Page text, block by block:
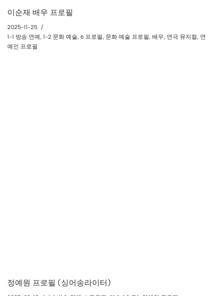
이순재 배우 프로필
2025-11-25
1-1 방송 연예, 1-2 문화 예술, 6 프로필, 문화 예술 프로필, 배우, 연극 뮤지컬, 연
예인 프로필
정예원 프로필 (싱어송라이터)